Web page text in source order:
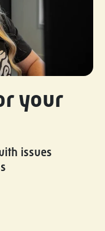
your
issues